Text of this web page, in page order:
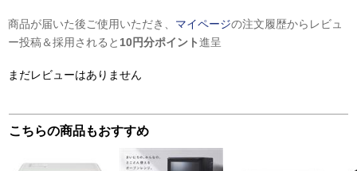
商品が届いた後ご使用いただき、 マイページの注文履歴からレビュ
ー投稿＆採用されると 10円分ポイント進呈
まだレビューはありません
こちらの商品もおすすめ